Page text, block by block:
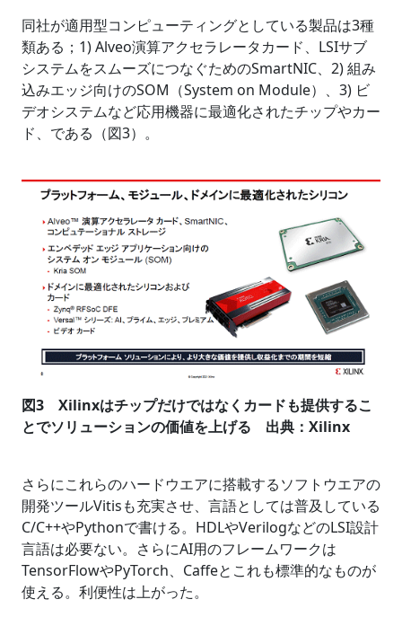
同社が適用型コンピューティングとしている製品は3種
類ある；1) Alveo演算アクセラレータカード、LSIサブ
システムをスムーズにつなぐためのSmartNIC、2) 組み
込みエッジ向けのSOM（System on Module）、3) ビ
デオシステムなど応用機器に最適化されたチップやカー
ド、である（図3）。
図3 Xilinxはチップだけではなくカードも提供するこ
とでソリューションの価値を上げる 出典：Xilinx
さらにこれらのハードウエアに搭載するソフトウエアの
開発ツールVitisも充実させ、言語としては普及している
C/C++やPythonで書ける。HDLやVerilogなどのLSI設計
言語は必要ない。さらにAI用のフレームワークは
TensorFlowやPyTorch、Caffeとこれも標準的なものが
使える。利便性は上がった。